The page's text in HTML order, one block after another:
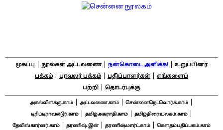
முகப்பு நூல்கள் அட்டவணை| நன்கொடை அளிக்க!
உறுப்பினர்
பக்கம்| புரவலர் பக்கம்| பதிப்பாளர்கள்
எங்களைப்
பற்றி
தொடர்புக்கு
அகல்விளக்கு.காம் அட்டவணை.காம் சென்னைநெட்வொர்க்.காம்
டிரிப்டிராவல்டூர்.காம்| தமிழ்அகராதி.காம்| தமிழ்திரைஉலகம்.காம்|
தேவிஸ்கார்னர்.காம் தரணிஷ்.இன்| தரணிஷ்மார்ட்.காம் கௌதம்பதிப்பகம்.காம்